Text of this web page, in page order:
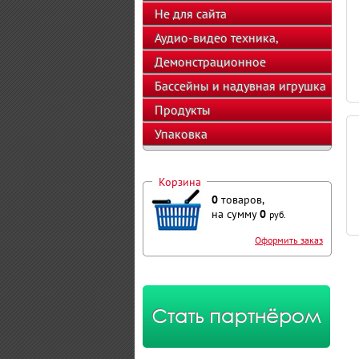
Не для сайта
Аудио-видео техника,
телефоны, калькуляторы
Демонстрационное
оборудование
Бассейны и надувная игрушка
Продукты
Упаковка
Корзина
0 товаров,
на сумму0 руб.
Оформить заказ